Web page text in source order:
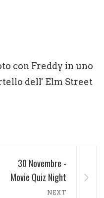
con Freddy in uno
dell' Elm Street
30 Novembre -
Movie Quiz Night
NEXT